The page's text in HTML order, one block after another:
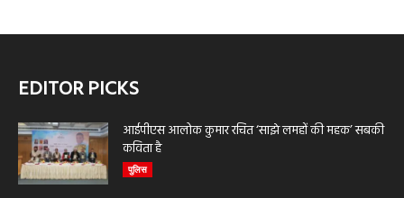
EDITOR PICKS
आईपीएस आलोक कुमार रचित ‘साझे लमहों की महक’ सबकी
कविता है
पुलिस